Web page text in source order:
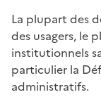
La plupart des
des usagers, le
institutionnels
particulier la
administratifs.